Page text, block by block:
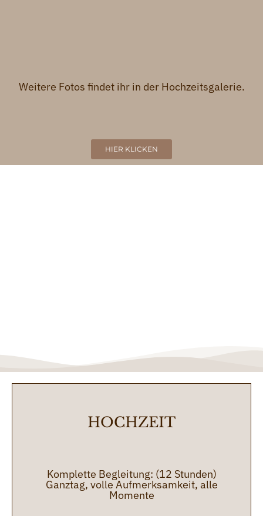
Weitere Fotos findet ihr in der Hochzeitsgalerie.
HIER KLICKEN
HOCHZEIT
Komplette Begleitung: (12 Stunden)
Ganztag, volle Aufmerksamkeit, alle
Momente